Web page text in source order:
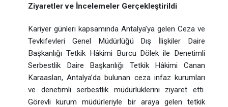
Ziyaretler ve İncelemeler Gerçekleştirildi
Kariyer günleri kapsamında Antalya’ya gelen Ceza ve
Tevkifevleri Genel Müdürlüğü Dış İlişkiler Daire
Başkanlığı Tetkik Hâkimi Burcu Dölek ile Denetimli
Serbestlik Daire Başkanlığı Tetkik Hâkimi Canan
Karaaslan, Antalya’da bulunan ceza infaz kurumları
ve denetimli serbestlik müdürlüklerini ziyaret etti.
Görevli kurum müdürleriyle bir araya gelen tetkik